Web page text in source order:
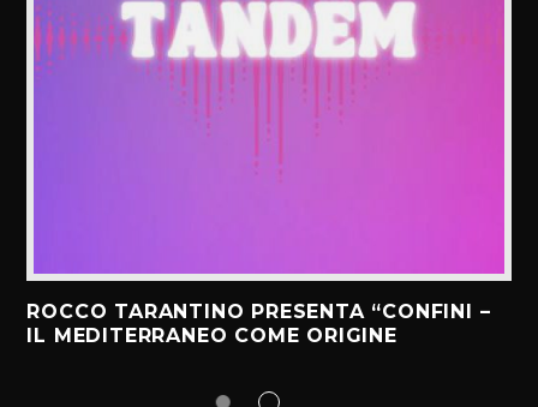
ROCCO TARANTINO PRESENTA “CONFINI –
IL MEDITERRANEO COME ORIGINE